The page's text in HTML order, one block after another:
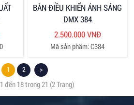
BÀN ĐIỀU KHIỂN ÁNH SÁNG
DMX 384
2.500.000 VNĐ
Mã sản phẩm: C384
1 2 >
đến 18 trong 21 (2 Trang)